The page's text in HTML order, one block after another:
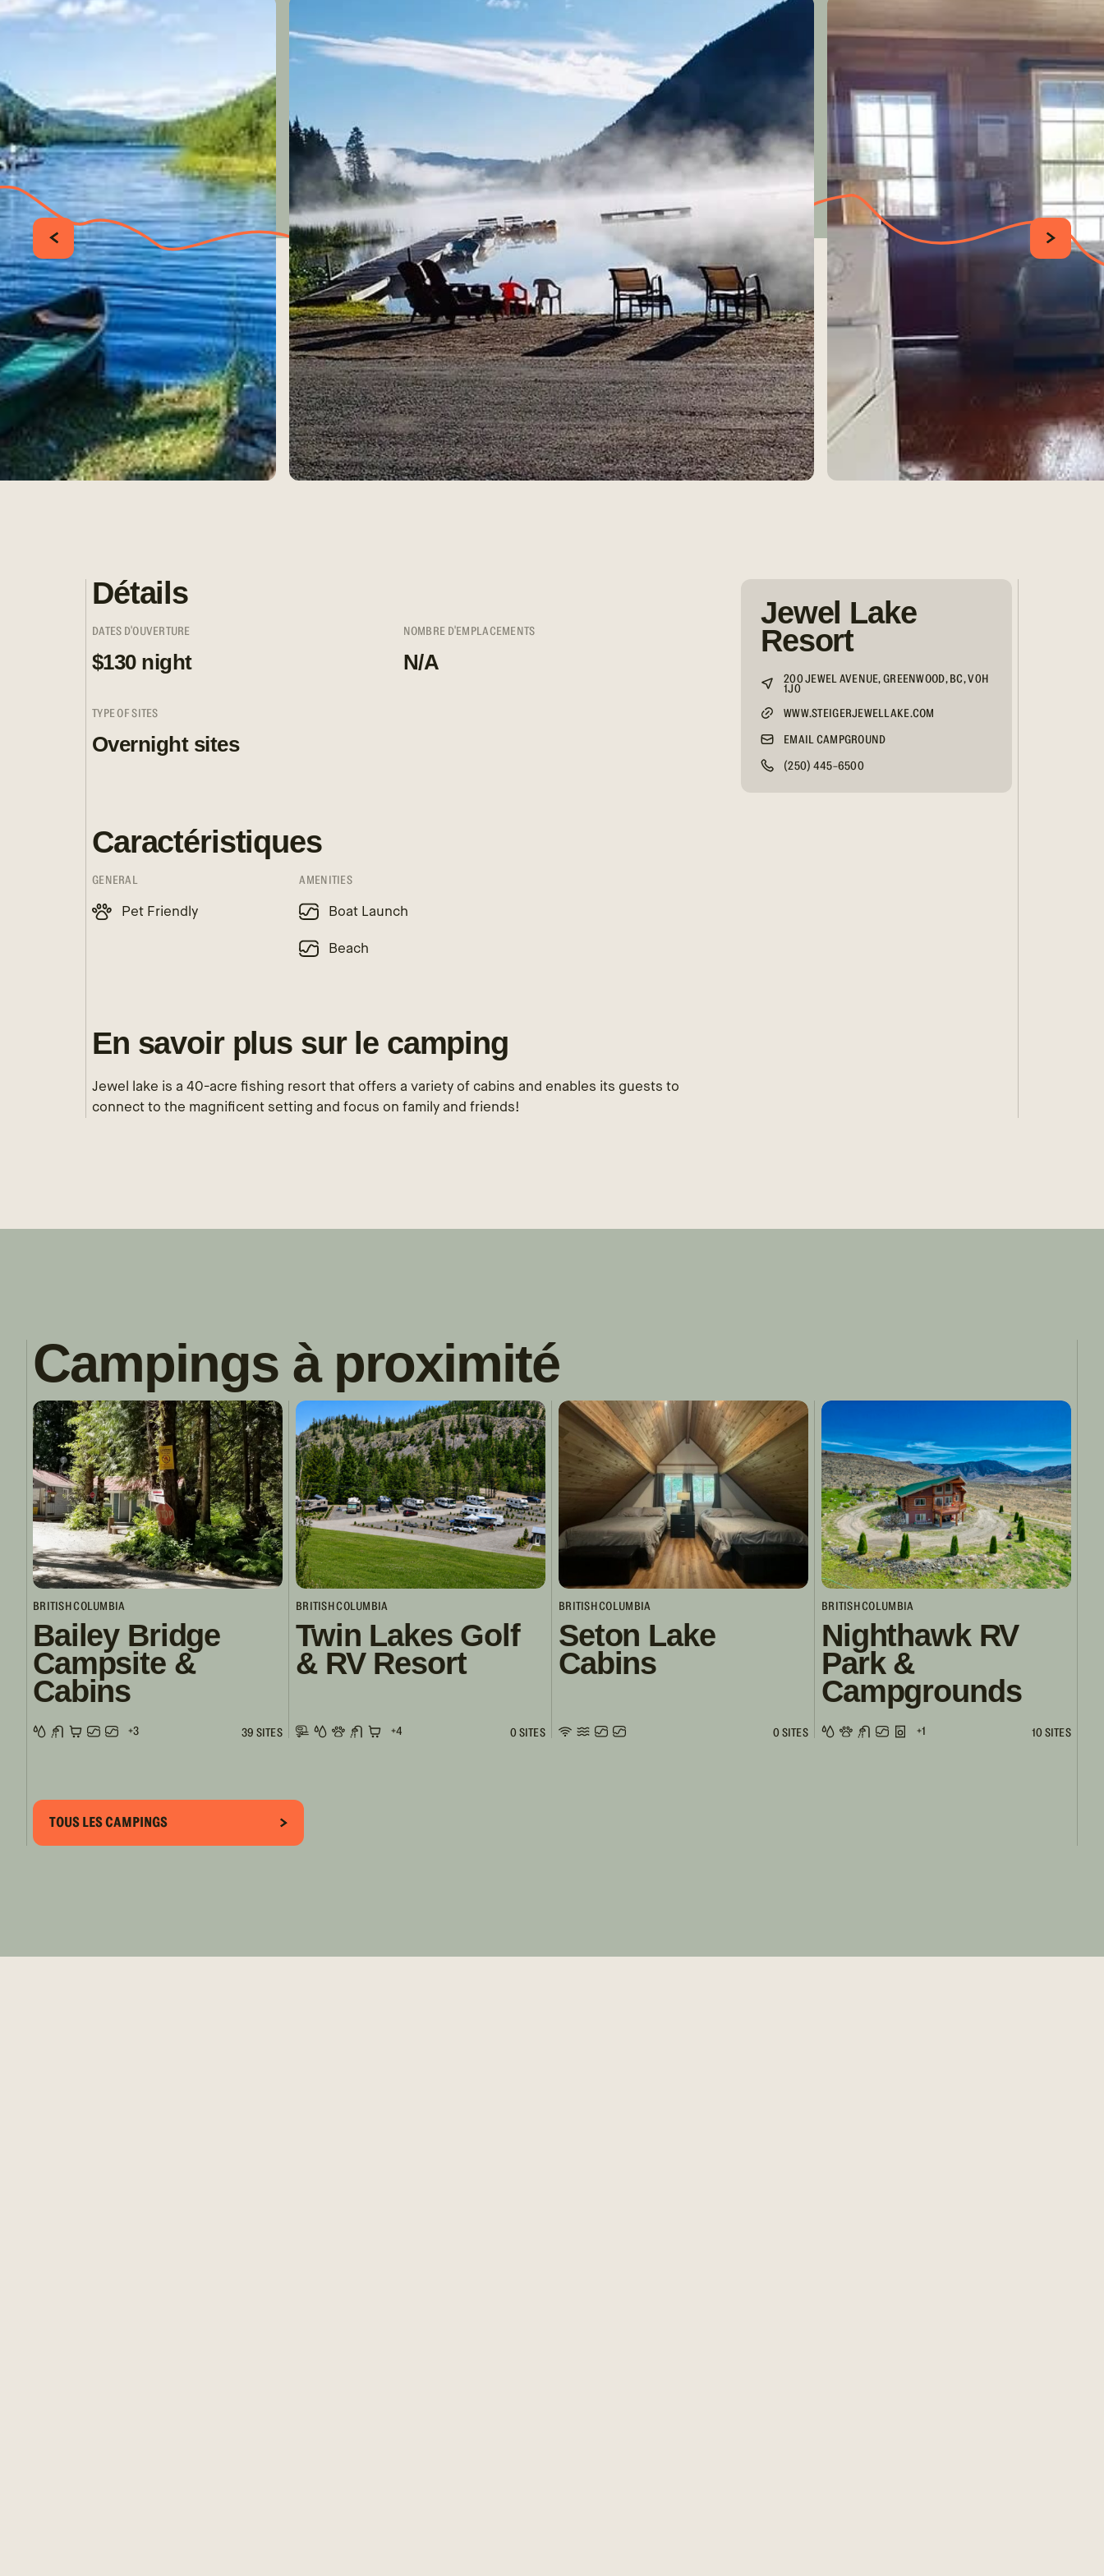
PRÉCÉDENT SUIVANT
Détails
DATES D'OUVERTURE
$130 night
NOMBRE D'EMPLACEMENTS
N/A
TYPE OF SITES
Overnight sites
Caractéristiques
GENERAL
Pet Friendly
AMENITIES
Boat Launch
Beach
En savoir plus sur le camping
Jewel lake is a 40-acre fishing resort that offers a variety of cabins and enables its guests to
connect to the magnificent setting and focus on family and friends!
Jewel Lake
Resort
200 JEWEL AVENUE, GREENWOOD, BC, V0H
1J0
WWW.STEIGERJEWELLAKE.COM
EMAIL CAMPGROUND
(250) 445-6500
Campings à proximité
BRITISH COLUMBIA
Bailey Bridge
Campsite &
Cabins
+3 39 SITES
BRITISH COLUMBIA
Twin Lakes Golf
& RV Resort
+4 0 SITES
BRITISH COLUMBIA
Seton Lake
Cabins
0 SITES
BRITISH COLUMBIA
Nighthawk RV
Park &
Campgrounds
+1 10 SITES
TOUS LES CAMPINGS